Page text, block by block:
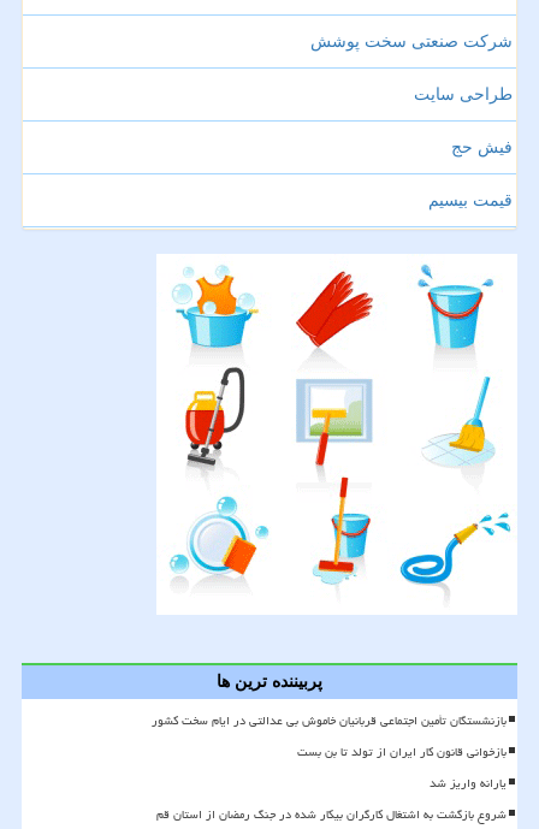
شرکت صنعتی سخت پوشش
طراحی سایت
فیش حج
قیمت بیسیم
پربیننده ترین ها
بازنشستگان تأمین اجتماعی قربانیان خاموش بی عدالتی در ایام سخت کشور
بازخوانی قانون کار ایران از تولد تا بن بست
یارانه واریز شد
شروع بازگشت به اشتغال کارگران بیکار شده در جنگ رمضان از استان قم